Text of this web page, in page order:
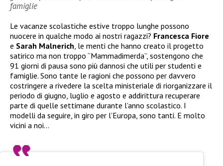
famiglie
Le vacanze scolastiche estive troppo lunghe possono
nuocere in qualche modo ai nostri ragazzi? Francesca Fiore
e Sarah Malnerich , le menti che hanno creato il progetto
satirico ma non troppo “Mammadimerda”, sostengono che
91 giorni di pausa sono più dannosi che utili per studenti e
famiglie. Sono tante le ragioni che possono per davvero
costringere a rivedere la scelta ministeriale di riorganizzare il
periodo di giugno, luglio e agosto e addirittura recuperare
parte di quelle settimane durante l’anno scolastico. I
modelli da seguire, in giro per l’Europa, sono tanti. E molto
vicini a noi…